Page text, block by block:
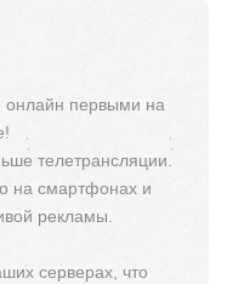
первыми на
телетрансляции.
на смартфонах и
рекламы.
серверах, что